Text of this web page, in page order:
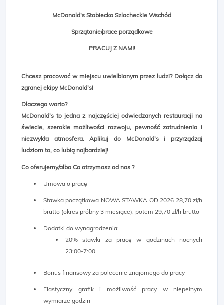
McDonald's Stobiecko Szlacheckie Wschód
Sprzątanie/prace porządkowe
PRACUJ Z NAMI!
Chcesz pracować w miejscu uwielbianym przez ludzi? Dołącz do
zgranej ekipy McDonald's!
Dlaczego warto?
McDonald's to jedna z najczęściej odwiedzanych restauracji na
świecie, szerokie możliwości rozwoju, pewność zatrudnienia i
niezwykła atmosfera. Aplikuj do McDonald's i przyrządzaj
ludziom to, co lubią najbardziej!
Co oferujemy/albo Co otrzymasz od nas ?
Umowa o pracę
Stawka początkowa NOWA STAWKA OD 2026 28,70 zł/h
brutto (okres próbny 3 miesiące), potem 29,70 zł/h brutto
Dodatki do wynagrodzenia:
20% stawki za pracę w godzinach nocnych
23:00-7:00
Bonus finansowy za polecenie znajomego do pracy
Elastyczny grafik i możliwość pracy w niepełnym
wymiarze godzin